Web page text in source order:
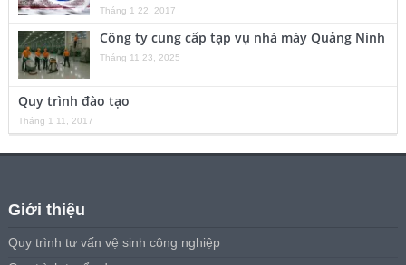
Tháng 1 22, 2017
Công ty cung cấp tạp vụ nhà máy Quảng Ninh
Tháng 11 23, 2025
Quy trình đào tạo
Tháng 1 11, 2017
Giới thiệu
Quy trình tư vấn vệ sinh công nghiệp